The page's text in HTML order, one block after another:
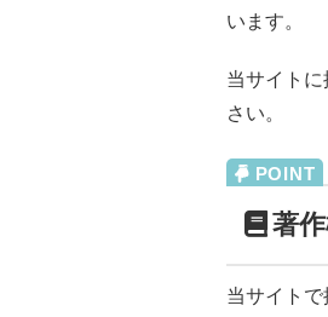
います。
当サイト
さい。
著
当サイト